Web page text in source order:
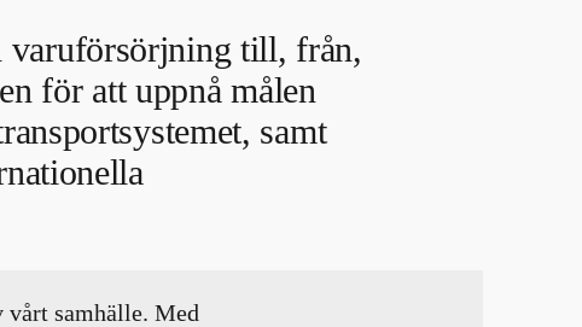
varuförsörjning till, från,
för att uppnå målen
samt
samhälle. Med